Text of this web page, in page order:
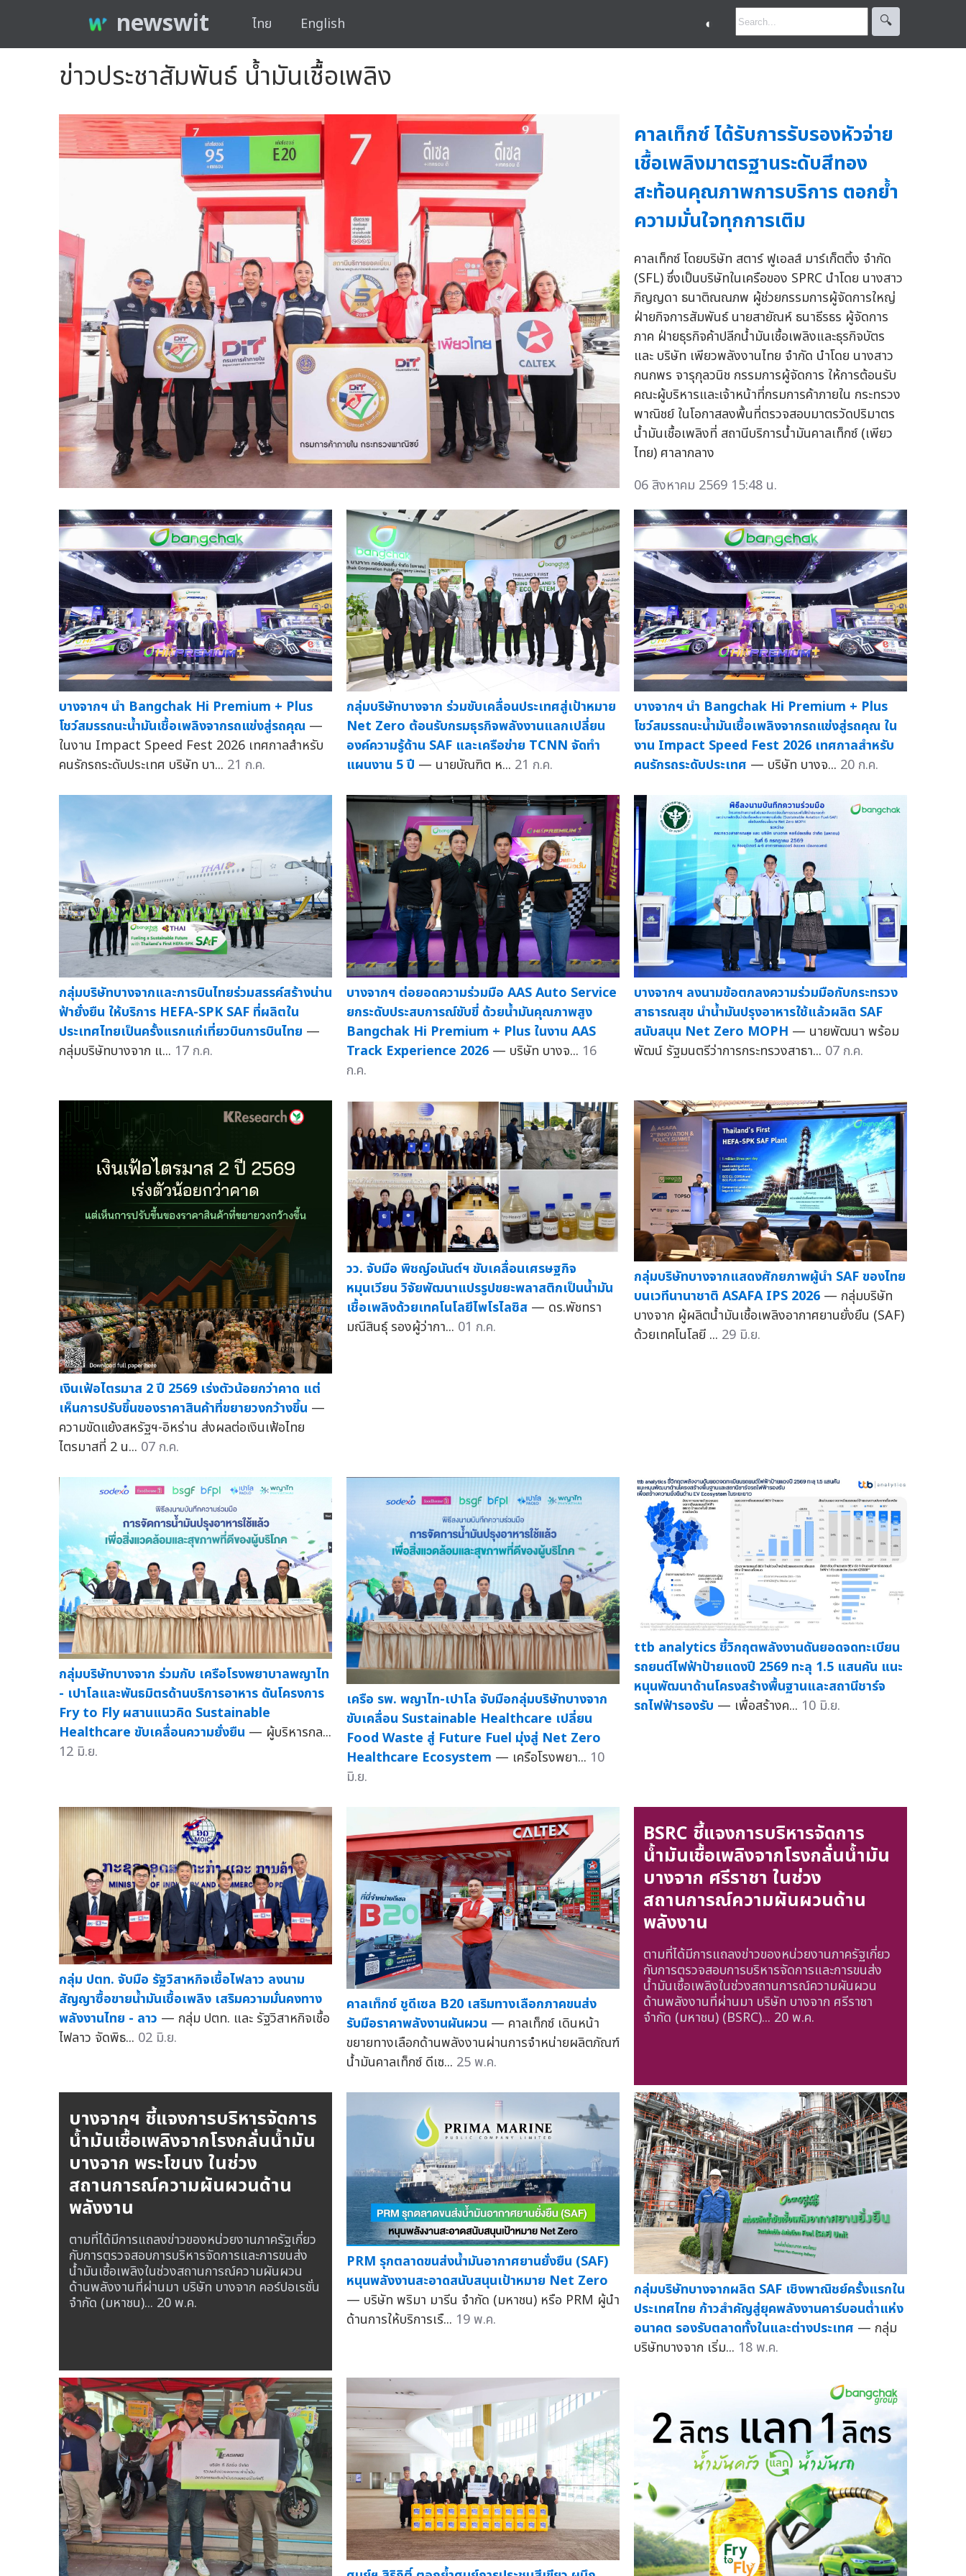
newswit ไทย English ◐ 🔍︎
ข่าวประชาสัมพันธ์ น้ำมันเชื้อเพลิง
คาลเท็กซ์ ได้รับการรับรองหัวจ่าย
เชื้อเพลิงมาตรฐานระดับสีทอง
สะท้อนคุณภาพการบริการ ตอกย้ำ
ความมั่นใจทุกการเติม
คาลเท็กซ์ โดยบริษัท สตาร์ ฟูเอลส์ มาร์เก็ตติ้ง จำกัด
(SFL) ซึ่งเป็นบริษัทในเครือของ SPRC นำโดย นางสาว
ภิญญดา ธนาติณณภพ ผู้ช่วยกรรมการผู้จัดการใหญ่
ฝ่ายกิจการสัมพันธ์ นายสายัณห์ ธนาธีรธร ผู้จัดการ
ภาค ฝ่ายธุรกิจค้าปลีกน้ำมันเชื้อเพลิงและธุรกิจบัตร
และ บริษัท เพียวพลังงานไทย จำกัด นำโดย นางสาว
กนกพร จารุกุลวนิช กรรมการผู้จัดการ ให้การต้อนรับ
คณะผู้บริหารและเจ้าหน้าที่กรมการค้าภายใน กระทรวง
พาณิชย์ ในโอกาสลงพื้นที่ตรวจสอบมาตรวัดปริมาตร
น้ำมันเชื้อเพลิงที่ สถานีบริการน้ำมันคาลเท็กซ์ (เพียว
ไทย) ศาลากลาง
06 สิงหาคม 2569 15:48 น.
บางจากฯ นำ Bangchak Hi Premium + Plus
โชว์สมรรถนะน้ำมันเชื้อเพลิงจากรถแข่งสู่รถคุณ —
ในงาน Impact Speed Fest 2026 เทศกาลสำหรับ
คนรักรถระดับประเทศ บริษัท บา... 21 ก.ค.
กลุ่มบริษัทบางจาก ร่วมขับเคลื่อนประเทศสู่เป้าหมาย
Net Zero ต้อนรับกรมธุรกิจพลังงานแลกเปลี่ยน
องค์ความรู้ด้าน SAF และเครือข่าย TCNN จัดทำ
แผนงาน 5 ปี — นายบัณฑิต ห... 21 ก.ค.
บางจากฯ นำ Bangchak Hi Premium + Plus
โชว์สมรรถนะน้ำมันเชื้อเพลิงจากรถแข่งสู่รถคุณ ใน
งาน Impact Speed Fest 2026 เทศกาลสำหรับ
คนรักรถระดับประเทศ — บริษัท บางจ... 20 ก.ค.
กลุ่มบริษัทบางจากและการบินไทยร่วมสรรค์สร้างน่าน
ฟ้ายั่งยืน ให้บริการ HEFA-SPK SAF ที่ผลิตใน
ประเทศไทยเป็นครั้งแรกแก่เที่ยวบินการบินไทย —
กลุ่มบริษัทบางจาก แ... 17 ก.ค.
บางจากฯ ต่อยอดความร่วมมือ AAS Auto Service
ยกระดับประสบการณ์ขับขี่ ด้วยน้ำมันคุณภาพสูง
Bangchak Hi Premium + Plus ในงาน AAS
Track Experience 2026 — บริษัท บางจ... 16
ก.ค.
บางจากฯ ลงนามข้อตกลงความร่วมมือกับกระทรวง
สาธารณสุข นำน้ำมันปรุงอาหารใช้แล้วผลิต SAF
สนับสนุน Net Zero MOPH — นายพัฒนา พร้อม
พัฒน์ รัฐมนตรีว่าการกระทรวงสาธา... 07 ก.ค.
เงินเฟ้อไตรมาส 2 ปี 2569 เร่งตัวน้อยกว่าคาด แต่
เห็นการปรับขึ้นของราคาสินค้าที่ขยายวงกว้างขึ้น —
ความขัดแย้งสหรัฐฯ-อิหร่าน ส่งผลต่อเงินเฟ้อไทย
ไตรมาสที่ 2 น... 07 ก.ค.
วว. จับมือ พิชญ์อนันต์ฯ ขับเคลื่อนเศรษฐกิจ
หมุนเวียน วิจัยพัฒนาแปรรูปขยะพลาสติกเป็นน้ำมัน
เชื้อเพลิงด้วยเทคโนโลยีไพโรไลซิส — ดร.พัชทรา
มณีสินธุ์ รองผู้ว่ากา... 01 ก.ค.
กลุ่มบริษัทบางจากแสดงศักยภาพผู้นำ SAF ของไทย
บนเวทีนานาชาติ ASAFA IPS 2026 — กลุ่มบริษัท
บางจาก ผู้ผลิตน้ำมันเชื้อเพลิงอากาศยานยั่งยืน (SAF)
ด้วยเทคโนโลยี ... 29 มิ.ย.
กลุ่มบริษัทบางจาก ร่วมกับ เครือโรงพยาบาลพญาไท
- เปาโลและพันธมิตรด้านบริการอาหาร ดันโครงการ
Fry to Fly ผสานแนวคิด Sustainable
Healthcare ขับเคลื่อนความยั่งยืน — ผู้บริหารกล...
12 มิ.ย.
เครือ รพ. พญาไท-เปาโล จับมือกลุ่มบริษัทบางจาก
ขับเคลื่อน Sustainable Healthcare เปลี่ยน
Food Waste สู่ Future Fuel มุ่งสู่ Net Zero
Healthcare Ecosystem — เครือโรงพยา... 10
มิ.ย.
ttb analytics ชี้วิกฤตพลังงานดันยอดจดทะเบียน
รถยนต์ไฟฟ้าป้ายแดงปี 2569 ทะลุ 1.5 แสนคัน แนะ
หนุนพัฒนาด้านโครงสร้างพื้นฐานและสถานีชาร์จ
รถไฟฟ้ารองรับ — เพื่อสร้างค... 10 มิ.ย.
กลุ่ม ปตท. จับมือ รัฐวิสาหกิจเชื้อไฟลาว ลงนาม
สัญญาซื้อขายน้ำมันเชื้อเพลิง เสริมความมั่นคงทาง
พลังงานไทย - ลาว — กลุ่ม ปตท. และ รัฐวิสาหกิจเชื้อ
ไฟลาว จัดพิธ... 02 มิ.ย.
คาลเท็กซ์ ชูดีเซล B20 เสริมทางเลือกภาคขนส่ง
รับมือราคาพลังงานผันผวน — คาลเท็กซ์ เดินหน้า
ขยายทางเลือกด้านพลังงานผ่านการจำหน่ายผลิตภัณฑ์
น้ำมันคาลเท็กซ์ ดีเซ... 25 พ.ค.
BSRC ชี้แจงการบริหารจัดการ
น้ำมันเชื้อเพลิงจากโรงกลั่นน้ำมัน
บางจาก ศรีราชา ในช่วง
สถานการณ์ความผันผวนด้าน
พลังงาน
ตามที่ได้มีการแถลงข่าวของหน่วยงานภาครัฐเกี่ยว
กับการตรวจสอบการบริหารจัดการและการขนส่ง
น้ำมันเชื้อเพลิงในช่วงสถานการณ์ความผันผวน
ด้านพลังงานที่ผ่านมา บริษัท บางจาก ศรีราชา
จำกัด (มหาชน) (BSRC)... 20 พ.ค.
บางจากฯ ชี้แจงการบริหารจัดการ
น้ำมันเชื้อเพลิงจากโรงกลั่นน้ำมัน
บางจาก พระโขนง ในช่วง
สถานการณ์ความผันผวนด้าน
พลังงาน
ตามที่ได้มีการแถลงข่าวของหน่วยงานภาครัฐเกี่ยว
กับการตรวจสอบการบริหารจัดการและการขนส่ง
น้ำมันเชื้อเพลิงในช่วงสถานการณ์ความผันผวน
ด้านพลังงานที่ผ่านมา บริษัท บางจาก คอร์ปอเรชั่น
จำกัด (มหาชน)... 20 พ.ค.
PRM รุกตลาดขนส่งน้ำมันอากาศยานยั่งยืน (SAF)
หนุนพลังงานสะอาดสนับสนุนเป้าหมาย Net Zero
— บริษัท พริมา มารีน จำกัด (มหาชน) หรือ PRM ผู้นำ
ด้านการให้บริการเรื... 19 พ.ค.
กลุ่มบริษัทบางจากผลิต SAF เชิงพาณิชย์ครั้งแรกใน
ประเทศไทย ก้าวสำคัญสู่ยุคพลังงานคาร์บอนต่ำแห่ง
อนาคต รองรับตลาดทั้งในและต่างประเทศ — กลุ่ม
บริษัทบางจาก เริ่ม... 18 พ.ค.